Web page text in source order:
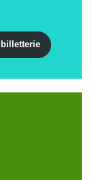
billetterie